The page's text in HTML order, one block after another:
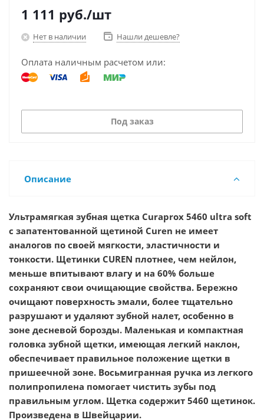
1 111 руб./шт
Нет в наличии Нашли дешевле?
Оплата наличным расчетом или:
Под заказ
Описание
Ультрамягкая зубная щетка Curaprox 5460 ultra soft
с запатентованной щетиной Curen не имеет
аналогов по своей мягкости, эластичности и
тонкости. Щетинки CUREN плотнее, чем нейлон,
меньше впитывают влагу и на 60% больше
сохраняют свои очищающие свойства. Бережно
очищают поверхность эмали, более тщательно
разрушают и удаляют зубной налет, особенно в
зоне десневой борозды. Маленькая и компактная
головка зубной щетки, имеющая легкий наклон,
обеспечивает правильное положение щетки в
пришеечной зоне. Восьмигранная ручка из легкого
полипропилена помогает чистить зубы под
правильным углом. Щетка содержит 5460 щетинок.
Произведена в Швейцарии.